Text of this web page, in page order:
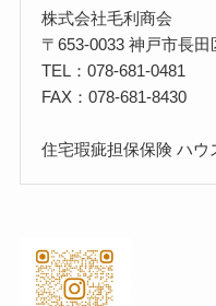
株式会社毛利商会
〒653-0033 神戸市長
TEL：078-681-0481
FAX：078-681-8430
住宅瑕疵担保保険 ハウ